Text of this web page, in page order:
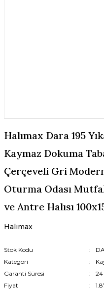
Halımax Dara 195
Kaymaz Dokuma
Çerçeveli Gri
Oturma Odası
ve Antre Halısı
Halımax
Stok Kodu
Kategori
Garanti Süresi
Fiyat